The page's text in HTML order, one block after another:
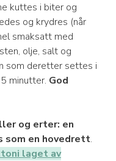
kuttes i biter og
og krydres (når
smaksatt med
olje, salt og
som deretter settes i
minutter. God
og erter: en
som en hovedrett.
laget av